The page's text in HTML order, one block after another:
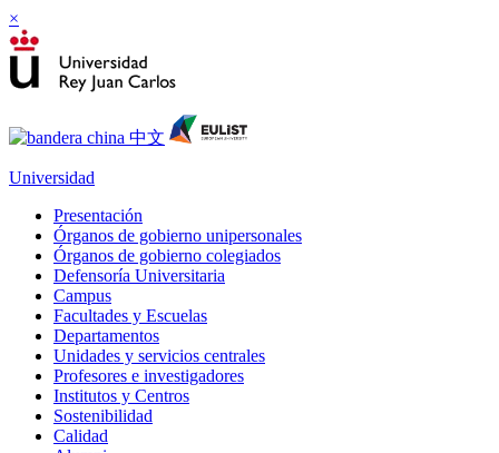
×
Universidad
Presentación
Órganos de gobierno unipersonales
Órganos de gobierno colegiados
Defensoría Universitaria
Campus
Facultades y Escuelas
Departamentos
Unidades y servicios centrales
Profesores e investigadores
Institutos y Centros
Sostenibilidad
Calidad